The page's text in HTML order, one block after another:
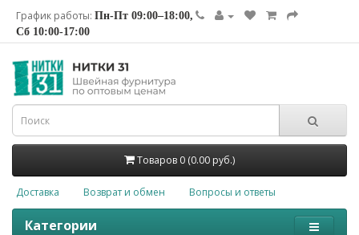
График работы: Пн-Пт 09:00–18:00,
Сб 10:00-17:00
Товаров 0 (0.00 руб.)
Доставка Возврат и обмен Вопросы и ответы
Категории